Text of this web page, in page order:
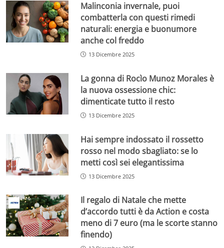
Malinconia invernale, puoi
combatterla con questi rimedi
naturali: energia e buonumore
anche col freddo
13 Dicembre 2025
La gonna di Rocìo Munoz Morales è
la nuova ossessione chic:
dimenticate tutto il resto
13 Dicembre 2025
Hai sempre indossato il rossetto
rosso nel modo sbagliato: se lo
metti così sei elegantissima
13 Dicembre 2025
Il regalo di Natale che mette
d’accordo tutti è da Action e costa
meno di 7 euro (ma le scorte stanno
finendo)